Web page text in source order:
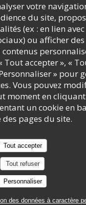
votre
du site,
(ex : en lien
ou afficher des
Tout accepter », «
» pour
Vous pouvez
moment en
un cookie en
des pages du site.
Tout accepter
Tout refuser
Personnaliser
des données à caractère
CUISINE